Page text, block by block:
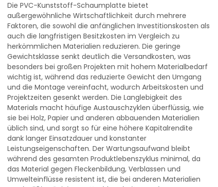
Die PVC-Kunststoff-Schaumplatte bietet
außergewöhnliche Wirtschaftlichkeit durch mehrere
Faktoren, die sowohl die anfänglichen Investitionskosten als
auch die langfristigen Besitzkosten im Vergleich zu
herkömmlichen Materialien reduzieren. Die geringe
Gewichtsklasse senkt deutlich die Versandkosten, was
besonders bei großen Projekten mit hohem Materialbedarf
wichtig ist, während das reduzierte Gewicht den Umgang
und die Montage vereinfacht, wodurch Arbeitskosten und
Projektzeiten gesenkt werden. Die Langlebigkeit des
Materials macht häufige Austauschzyklen überflüssig, wie
sie bei Holz, Papier und anderen abbauenden Materialien
üblich sind, und sorgt so für eine höhere Kapitalrendite
dank langer Einsatzdauer und konstanter
Leistungseigenschaften. Der Wartungsaufwand bleibt
während des gesamten Produktlebenszyklus minimal, da
das Material gegen Fleckenbildung, Verblassen und
Umwelteinflüsse resistent ist, die bei anderen Materialien